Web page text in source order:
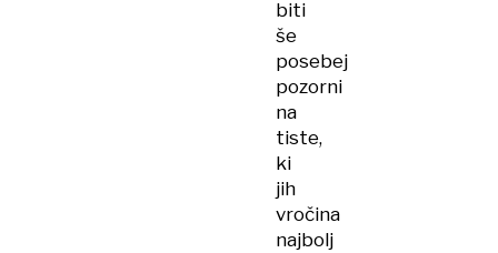
biti
še
posebej
pozorni
na
tiste,
ki
jih
vročina
najbolj